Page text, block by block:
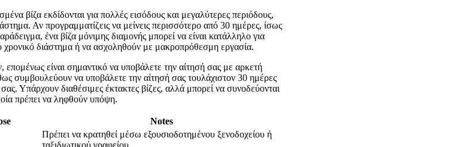
βίζα εκδίδονται για πολλές εισόδους και μεγαλύτερες περιόδους,
Αν προγραμματίζεις να μείνεις περισσότερο από 30 ημέρες, ίσως
ένα βίζα μόνιμης διαμονής μπορεί να είναι κατάλληλο για
χρονικό διάστημα ή να ασχοληθούν με μακροπρόθεσμη εργασία.
επομένως είναι σημαντικό να υποβάλετε την αίτησή σας με αρκετή
συμβουλεύουν να υποβάλετε την αίτησή σας τουλάχιστον 30 ημέρες
Υπάρχουν διαθέσιμες έκτακτες βίζες, αλλά μπορεί να συνοδεύονται
πρέπει να ληφθούν υπόψη.
Notes
Πρέπει να κρατηθεί μέσω εξουσιοδοτημένου ξενοδοχείου ή
ταξιδιωτικού γραφείου.